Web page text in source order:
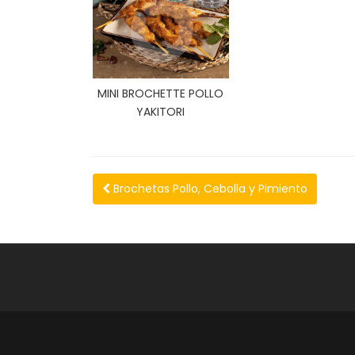
MINI BROCHETTE POLLO
YAKITORI
Brochetas Pollo, Cebolla y Pimiento